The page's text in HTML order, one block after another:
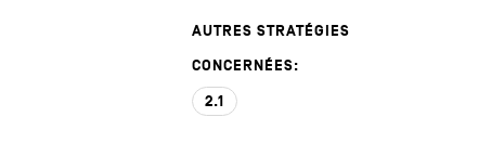
AUTRES STRATÉGIES
CONCERNÉES:
2.1